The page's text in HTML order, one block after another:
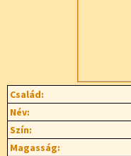
Család:
Név:
Szín:
Magasság: